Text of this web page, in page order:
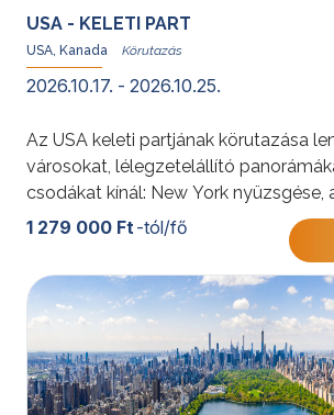
USA - KELETI PART
USA, Kanada
2026.10.17. - 2026.10.25.
Az USA keleti partjának körutazása
városokat, lélegzetelállító
csodákat kínál: New York nyüzsgése,
vízesés ereje és Washington
felejthetetlen élményt nyújtanak. A
tóvidékig, ez az utazás Amerika
fel.
További érdekességekért az
Államokról kattintson ide.
1 279 000 Ft -tól/fő